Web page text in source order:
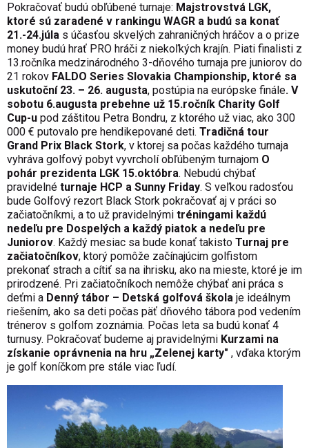
Pokračovať budú obľúbené turnaje: Majstrovstvá LGK,
ktoré sú zaradené v rankingu WAGR a budú sa konať
21.-24.júla s účasťou skvelých zahraničných hráčov a o prize
money budú hrať PRO hráči z niekoľkých krajín. Piati finalisti z
13.ročníka medzinárodného 3-dňového turnaja pre juniorov do
21 rokov FALDO Series Slovakia Championship, ktoré sa
uskutoční 23. – 26. augusta, postúpia na európske finále. V
sobotu 6.augusta prebehne už 15.ročník Charity Golf
Cup-u pod záštitou Petra Bondru, z ktorého už viac, ako 300
000 € putovalo pre hendikepované deti. Tradičná tour
Grand Prix Black Stork, v ktorej sa počas každého turnaja
vyhráva golfový pobyt vyvrcholí obľúbeným turnajom O
pohár prezidenta LGK 15.októbra. Nebudú chýbať
pravidelné turnaje HCP a Sunny Friday. S veľkou radosťou
bude Golfový rezort Black Stork pokračovať aj v práci so
začiatočníkmi, a to už pravidelnými tréningami každú
nedeľu pre Dospelých a každý piatok a nedeľu pre
Juniorov. Každý mesiac sa bude konať takisto Turnaj pre
začiatočníkov, ktorý pomôže začínajúcim golfistom
prekonať strach a cítiť sa na ihrisku, ako na mieste, ktoré je im
prirodzené. Pri začiatočníkoch nemôže chýbať ani práca s
deťmi a Denný tábor – Detská golfová škola je ideálnym
riešením, ako sa deti počas päť dňového tábora pod vedením
trénerov s golfom zoznámia. Počas leta sa budú konať 4
turnusy. Pokračovať budeme aj pravidelnými Kurzami na
získanie oprávnenia na hru „Zelenej karty" , vďaka ktorým
je golf koníčkom pre stále viac ľudí.